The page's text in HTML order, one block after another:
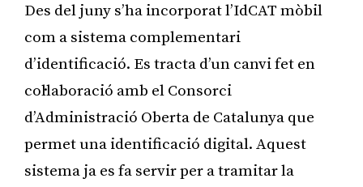
Des del juny s’ha incorporat l’IdCAT mòbil
com a sistema complementari
d’identificació. Es tracta d’un canvi fet en
col·laboració amb el Consorci
d’Administració Oberta de Catalunya que
permet una identificació digital. Aquest
sistema ja es fa servir per a tramitar la